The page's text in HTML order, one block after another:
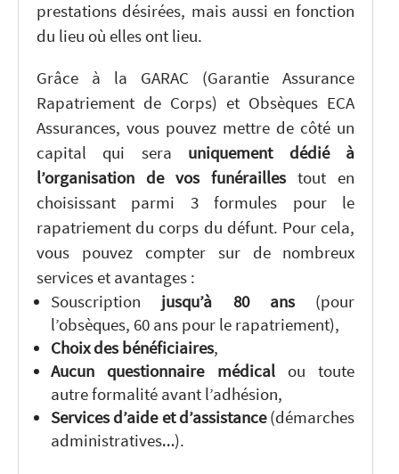
prestations désirées, mais aussi en fonction
du lieu où elles ont lieu.
Grâce à la GARAC (Garantie Assurance
Rapatriement de Corps) et Obsèques ECA
Assurances, vous pouvez mettre de côté un
capital qui sera uniquement dédié à
l’organisation de vos funéraillestout en
choisissant parmi 3 formules pour le
rapatriement du corps du défunt. Pour cela,
vous pouvez compter sur de nombreux
services et avantages :
Souscription jusqu’à 80 ans (pour
l’obsèques, 60 ans pour le rapatriement),
Choix des bénéficiaires,
Aucun questionnaire médicalou toute
autre formalité avant l’adhésion,
Services d’aide et d’assistance(démarches
administratives…).